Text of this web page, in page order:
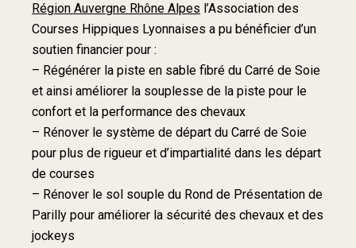
Région Auvergne Rhône Alpes l’Association des
Courses Hippiques Lyonnaises a pu bénéficier d’un
soutien financier pour :
– Régénérer la piste en sable fibré du Carré de Soie
et ainsi améliorer la souplesse de la piste pour le
confort et la performance des chevaux
– Rénover le système de départ du Carré de Soie
pour plus de rigueur et d’impartialité dans les départ
de courses
– Rénover le sol souple du Rond de Présentation de
Parilly pour améliorer la sécurité des chevaux et des
jockeys